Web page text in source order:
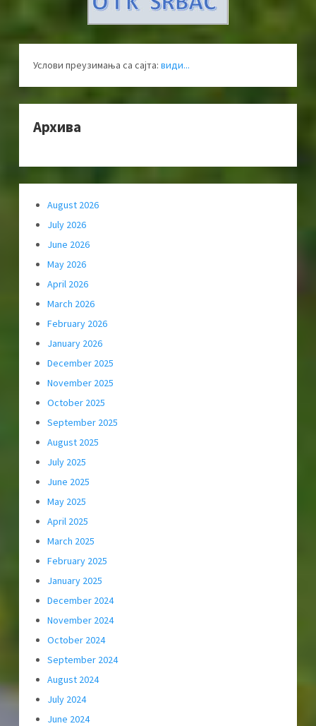
Услови преузимања са сајта: види...
Архива
August 2026
July 2026
June 2026
May 2026
April 2026
March 2026
February 2026
January 2026
December 2025
November 2025
October 2025
September 2025
August 2025
July 2025
June 2025
May 2025
April 2025
March 2025
February 2025
January 2025
December 2024
November 2024
October 2024
September 2024
August 2024
July 2024
June 2024